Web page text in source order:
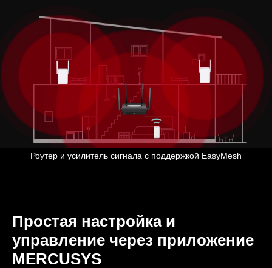
Роутер и усилитель сигнала с поддержкой EasyMesh
Простая настройка и
управление через приложение
MERCUSYS